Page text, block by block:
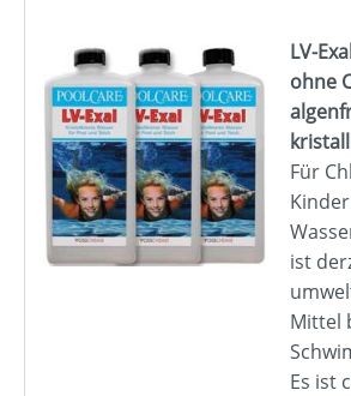
LV-
ohne
Für
ist
Mittel
Es ist